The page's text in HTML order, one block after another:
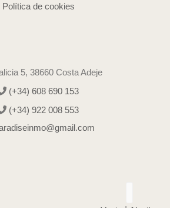
Política de cookies
5, 38660 Costa Adeje
(+34) 608 690 153
(+34) 922 008 553